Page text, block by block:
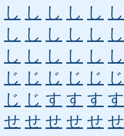
し し し し し し
し し し し し し
し し し し し し
じ じ じ じ じ じ
じ じ す す す す
せ せ せ せ せ せ